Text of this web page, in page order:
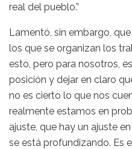
real del pueblo.”
Lamentó, sin embargo,
los que se organizan los
esto, pero para nosotros,
posición y dejar en claro
no es cierto lo que nos
realmente estamos en
ajuste, que hay un ajuste
se está profundizando. Es